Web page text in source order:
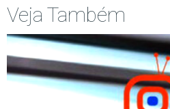
Veja Também